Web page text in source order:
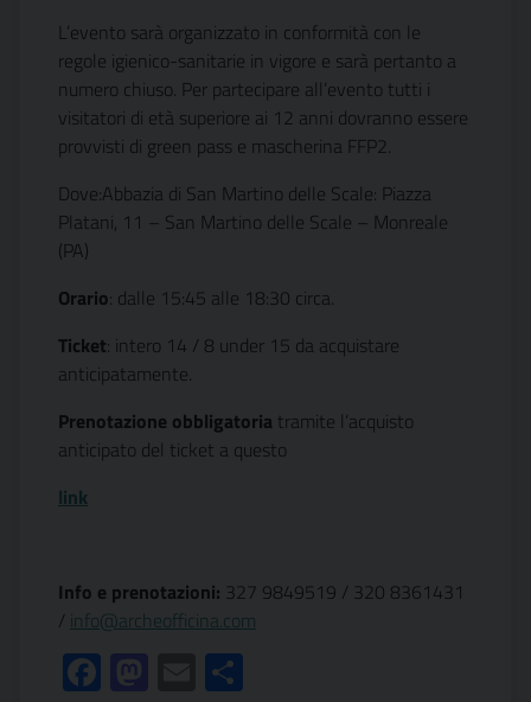
L’evento sarà organizzato in conformità con le
regole igienico-sanitarie in vigore e sarà pertanto a
numero chiuso. Per partecipare all’evento tutti i
visitatori di età superiore ai 12 anni dovranno essere
provvisti di green pass e mascherina FFP2.
Dove:Abbazia di San Martino delle Scale: Piazza
Platani, 11 – San Martino delle Scale – Monreale
(PA)
Orario: dalle 15:45 alle 18:30 circa.
Ticket: intero 14 / 8 under 15 da acquistare
anticipatamente.
Prenotazione obbligatoria tramite l’acquisto
anticipato del ticket a questo
link
Info e prenotazioni: 327 9849519 / 320 8361431
/ info@archeofficina.com
Facebook
Mastodon
Email